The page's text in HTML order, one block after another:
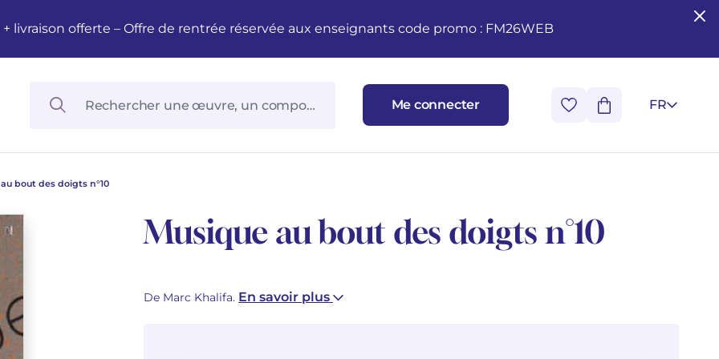
livraison offerte – Offre de rentrée réservée aux enseignants code promo : FM26WEB
Me connecter FR
bout des doigts n°10
Musique au bout des doigts n°10
De Marc Khalifa. En savoir plus